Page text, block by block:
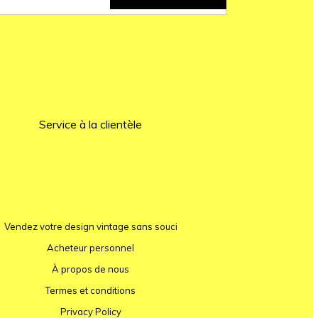
Service à la clientèle
Vendez votre design vintage sans souci
Acheteur personnel
À propos de nous
Termes et conditions
Privacy Policy